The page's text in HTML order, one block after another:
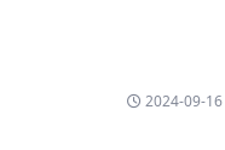
2024-09-16